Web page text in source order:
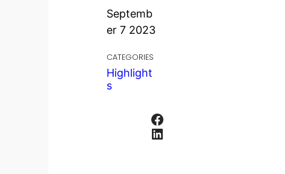
Septemb
er 7 2023
CATEGORIES
Highlight
s
Facebook
LinkedIn